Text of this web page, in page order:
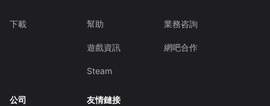
下載 幫助
遊戲資訊
Steam
業務咨詢
網吧合作
公司 友情鏈接